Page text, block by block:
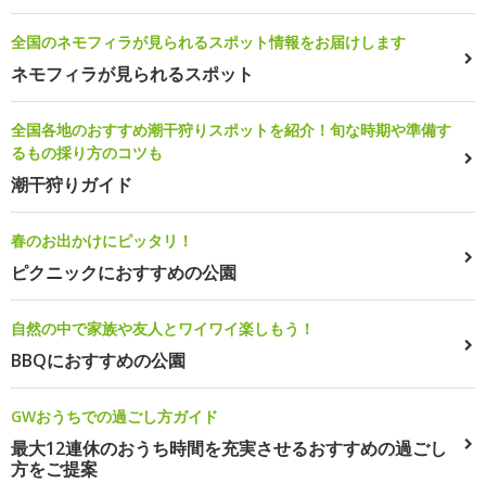
全国のネモフィラが見られるスポット情報をお届けします
ネモフィラが見られるスポット
全国各地のおすすめ潮干狩りスポットを紹介！旬な時期や準備す
るもの採り方のコツも
潮干狩りガイド
春のお出かけにピッタリ！
ピクニックにおすすめの公園
自然の中で家族や友人とワイワイ楽しもう！
BBQにおすすめの公園
GWおうちでの過ごし方ガイド
最大12連休のおうち時間を充実させるおすすめの過ごし
方をご提案